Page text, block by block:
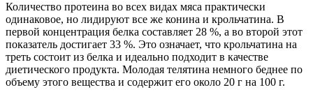
Количество протеина во всех видах мяса практически
одинаковое, но лидируют все же конина и крольчатина. В
первой концентрация белка составляет 28 %, а во второй этот
показатель достигает 33 %. Это означает, что крольчатина на
треть состоит из белка и идеально подходит в качестве
диетического продукта. Молодая телятина немного беднее по
объему этого вещества и содержит его около 20 г на 100 г.